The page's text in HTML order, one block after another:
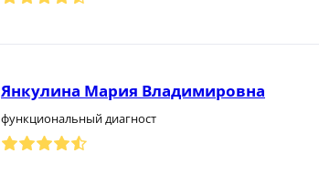
Янкулина Мария Владимировна
функциональный диагност